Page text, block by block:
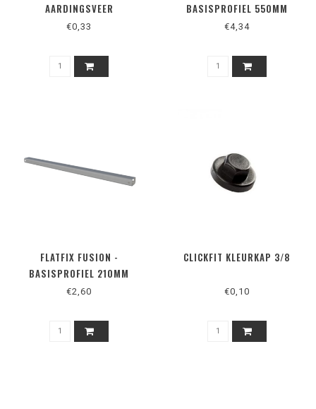
AARDINGSVEER
€0,33
BASISPROFIEL 550MM
€4,34
FLATFIX FUSION -
BASISPROFIEL 210MM
€2,60
CLICKFIT KLEURKAP 3/8
€0,10